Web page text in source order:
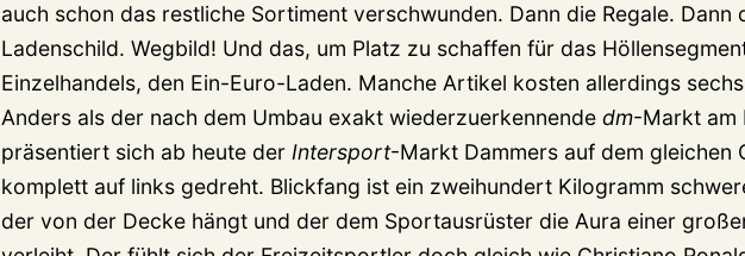
auch schon das restliche Sortiment verschwunden. Dann die Regale. Dann
Ladenschild. Wegbild! Und das, um Platz zu schaffen für das
Einzelhandels, den Ein-Euro-Laden. Manche Artikel kosten allerdings
Anders als der nach dem Umbau exakt wiederzuerkennende dm-Markt am
präsentiert sich ab heute der Intersport-Markt Dammers auf dem gleichen
komplett auf links gedreht. Blickfang ist ein zweihundert Kilogramm
der von der Decke hängt und der dem Sportausrüster die Aura einer